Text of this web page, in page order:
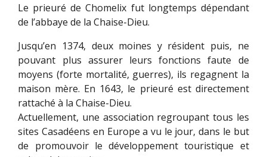
Le prieuré de Chomelix fut longtemps dépendant
de l’abbaye de la Chaise-Dieu.
Jusqu’en 1374, deux moines y résident puis, ne
pouvant plus assurer leurs fonctions faute de
moyens (forte mortalité, guerres), ils regagnent la
maison mère. En 1643, le prieuré est directement
rattaché à la Chaise-Dieu.
Actuellement, une association regroupant tous les
sites Casadéens en Europe a vu le jour, dans le but
de promouvoir le développement touristique et